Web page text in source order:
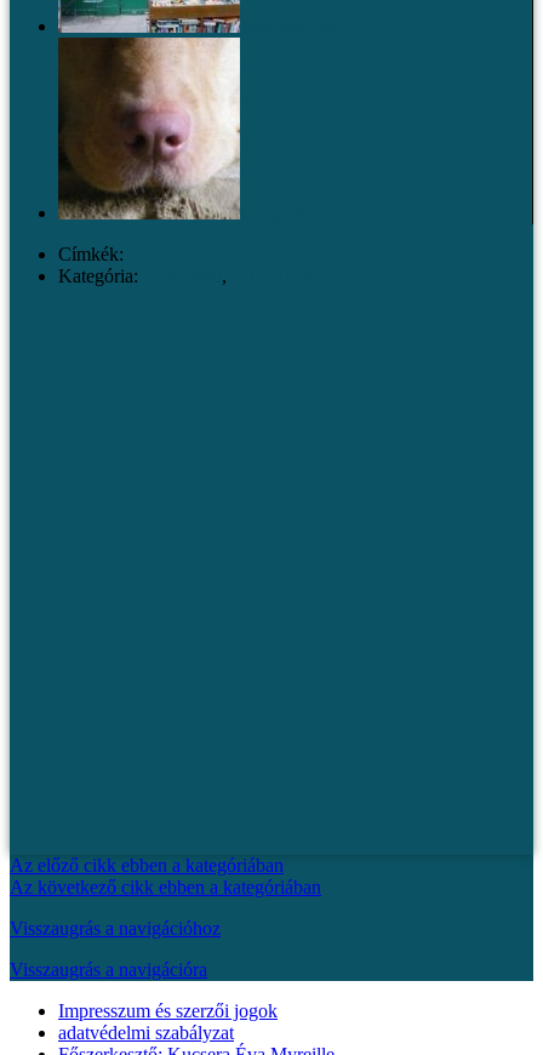
Címkék:
Kategória:
,
Az előző cikk ebben a kategóriában
Az következő cikk ebben a kategóriában
Visszaugrás a navigációhoz
Visszaugrás a navigációra
Impresszum és szerzői jogok
adatvédelmi szabályzat